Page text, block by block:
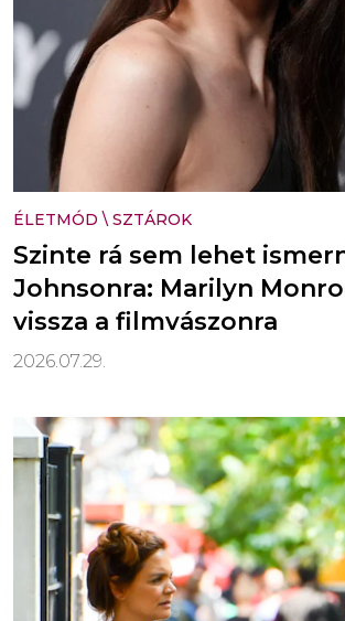
ÉLETMÓD \ SZTÁROK
Szinte rá sem lehet
Johnsonra: Marilyn
vissza a filmvászonra
2026.07.29.